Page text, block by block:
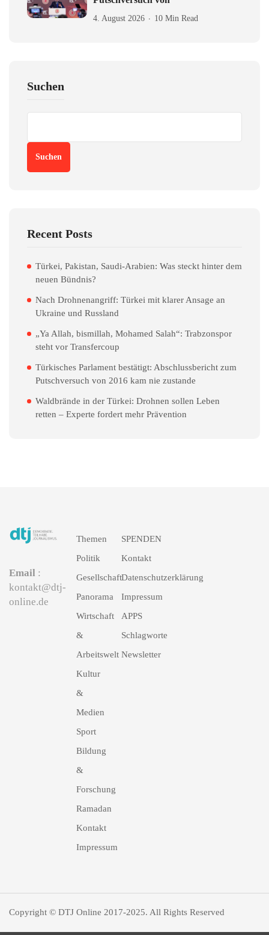
4. August 2026 10 Min Read
Suchen
Suchen
Recent Posts
Türkei, Pakistan, Saudi-Arabien: Was steckt hinter dem
neuen Bündnis?
Nach Drohnenangriff: Türkei mit klarer Ansage an
Ukraine und Russland
„Ya Allah, bismillah, Mohamed Salah“: Trabzonspor
steht vor Transfercoup
Türkisches Parlament bestätigt: Abschlussbericht zum
Putschversuch von 2016 kam nie zustande
Waldbrände in der Türkei: Drohnen sollen Leben
retten – Experte fordert mehr Prävention
Email :
kontakt@dtj-
online.de
Themen
Politik
Gesellschaft
Panorama
Wirtschaft
&
Arbeitswelt
Kultur
&
Medien
Sport
Bildung
&
Forschung
Ramadan
Kontakt
Impressum
SPENDEN
Kontakt
Datenschutzerklärung
Impressum
APPS
Schlagworte
Newsletter
Copyright © DTJ Online 2017-2025. All Rights Reserved